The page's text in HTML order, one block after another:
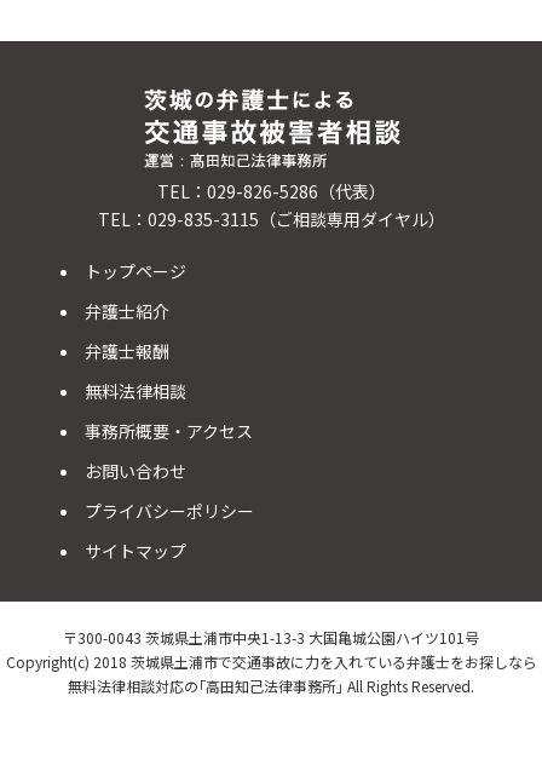
TEL：029-826-5286（代表）
TEL：029-835-3115（ご相談専用ダイヤル）
トップページ
弁護士紹介
弁護士報酬
無料法律相談
事務所概要・アクセス
お問い合わせ
プライバシーポリシー
サイトマップ
〒300-0043 茨城県土浦市中央1-13-3 大国亀城公園ハイツ101号
Copyright(c) 2018 茨城県土浦市で交通事故に力を入れている弁護士をお探しなら
無料法律相談対応の｢高田知己法律事務所｣ All Rights Reserved.